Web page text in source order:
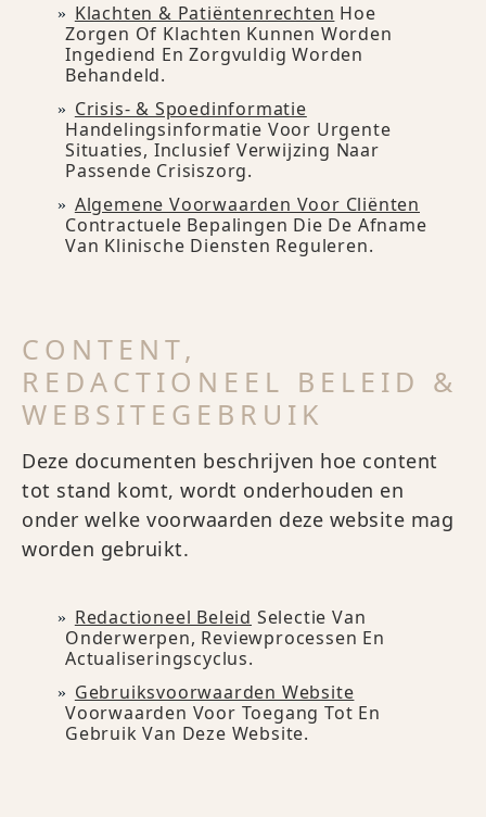
Klachten & Patiëntenrechten Hoe
Zorgen Of Klachten Kunnen Worden
Ingediend En Zorgvuldig Worden
Behandeld.
Crisis- & Spoedinformatie
Handelingsinformatie Voor Urgente
Situaties, Inclusief Verwijzing Naar
Passende Crisiszorg.
Algemene Voorwaarden Voor Cliënten
Contractuele Bepalingen Die De Afname
Van Klinische Diensten Reguleren.
CONTENT,
REDACTIONEEL BELEID &
WEBSITEGEBRUIK
Deze documenten beschrijven hoe content
tot stand komt, wordt onderhouden en
onder welke voorwaarden deze website mag
worden gebruikt.
Redactioneel Beleid Selectie Van
Onderwerpen, Reviewprocessen En
Actualiseringscyclus.
Gebruiksvoorwaarden Website
Voorwaarden Voor Toegang Tot En
Gebruik Van Deze Website.